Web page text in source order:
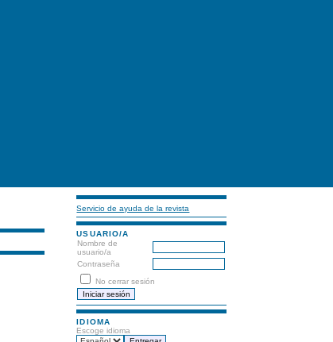
Servicio de ayuda de la revista
USUARIO/A
Nombre de
usuario/a
Contraseña
No cerrar sesión
IDIOMA
Escoge idioma